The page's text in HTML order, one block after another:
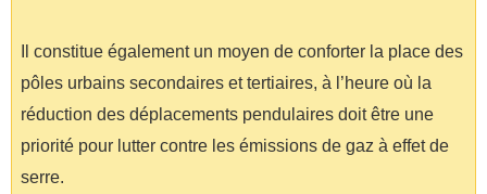
Il constitue également un moyen de conforter la place des
pôles urbains secondaires et tertiaires, à l’heure où la
réduction des déplacements pendulaires doit être une
priorité pour lutter contre les émissions de gaz à effet de
serre.